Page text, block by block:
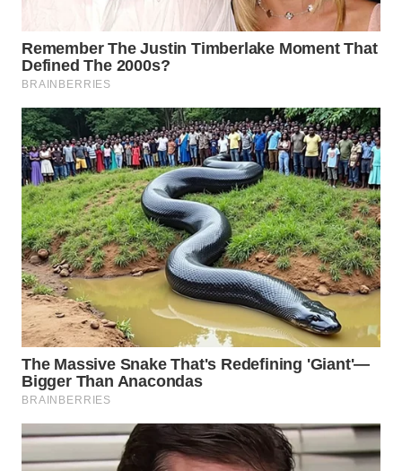
WN
TANJUNG
LESUNG
WN
KARO
WN
SIMALUNGUN
WN
LABUHANBATU
WN
TAPANULI
TENGAH
WN DELI
SERDANG